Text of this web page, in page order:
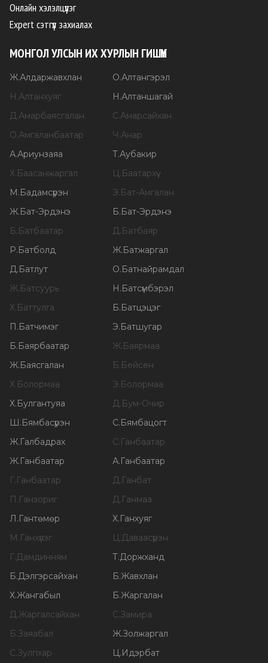
Онлайн хэлэлцүүлэг
Expert сэтгүүл захиалах
МОНГОЛ УЛСЫН ИХ ХУРЛЫН ГИШҮҮН
Ж.Алдаржавхлан О.Алтангэрэл
Н.Алтанхуяг Н.Алтаншагай
Д.Амарбаясгалан С.Амарсайхан
О.Амгаланбаатар Ч.Анар
А.Ариунзаяа Т.Аубакир
Х.Баасанжаргал Ц.Баатархүү
М.Бадамсүрэн Э.Бат-Амгалан
Ж.Бат-Эрдэнэ Б.Бат-Эрдэнэ
Б.Батбаатар Д.Батбаяр
Р.Батболд Ж.Батжаргал
Д.Батлут О.Батнайрамдал
Ж.Батсуурь Н.Батсүмбэрэл
Х.Баттулга Б.Батцэцэг
П.Батчимэг Э.Батшугар
Б.Баярбаатар Ж.Баярмаа
Ж.Баясгалан Б.Бейсен
Х.Болормаа Э.Болормаа
Х.Булгантуяа Д.Бум-Очир
Ш.Бямбасүрэн С.Бямбацогт
Ж.Галбадрах С.Ганбаатар
Ж.Ганбаатар А.Ганбаатар
Г.Ганбаатар Д.Ганбат
П.Ганзориг Д.Ганмаа
Л.Гантөмөр Х.Ганхуяг
М.Ганхүлэг Ц.Даваасүрэн
Г.Дамдинням Т.Доржханд
Б.Дэлгэрсайхан Б.Жавхлан
Х.Жангабыл Б.Жаргалан
Д.Жаргалсайхан С.Замира
Б.Заяабал Ж.Золжаргал
С.Зулпхар Ц.Идэрбат